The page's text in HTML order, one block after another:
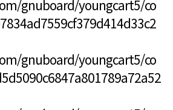
gnuboard/youngcart5/co
gnuboard/youngcart5/co